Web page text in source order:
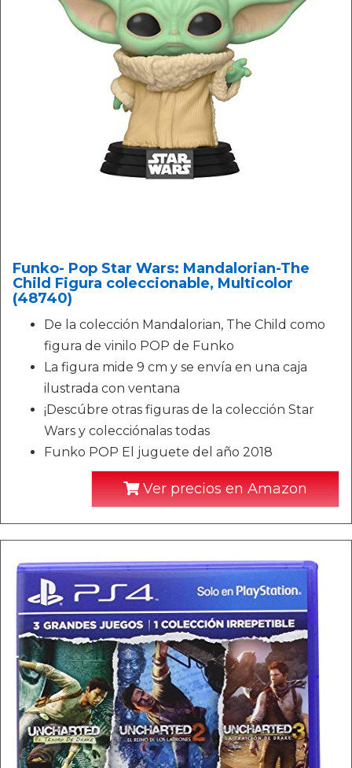
Funko- Pop Star Wars: Mandalorian-The
Child Figura coleccionable, Multicolor
(48740)
De la colección Mandalorian, The Child como
figura de vinilo POP de Funko
La figura mide 9 cm y se envía en una caja
ilustrada con ventana
¡Descúbre otras figuras de la colección Star
Wars y colecciónalas todas
Funko POP El juguete del año 2018
Ver precios en Amazon